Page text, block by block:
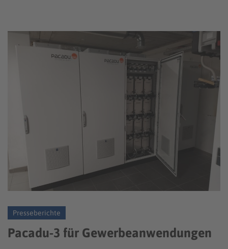
Presseberichte
Pacadu-3 für Gewerbeanwendungen